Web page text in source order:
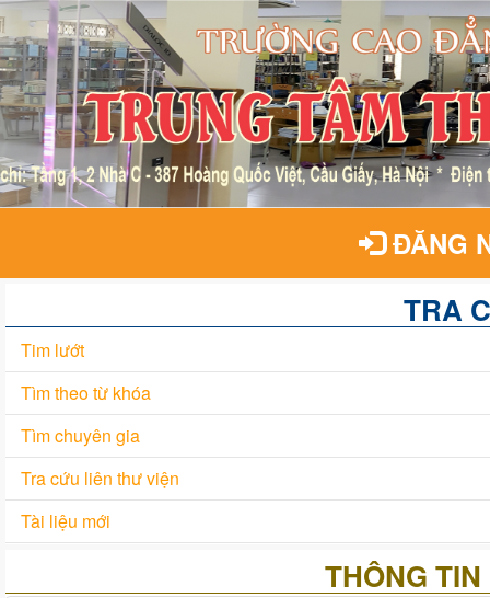
ĐĂNG
TRA
Tim lướt
Tìm theo từ khóa
Tìm chuyên gia
Tra cứu liên thư viện
Tài liệu mới
THÔNG